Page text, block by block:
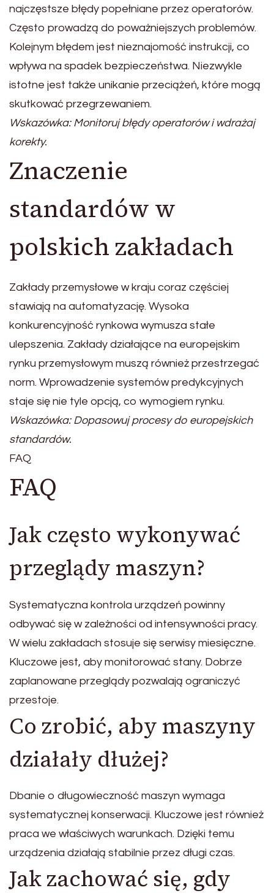
najczęstsze błędy popełniane przez operatorów.
Często prowadzą do poważniejszych problemów.
Kolejnym błędem jest nieznajomość instrukcji, co
wpływa na spadek bezpieczeństwa. Niezwykle
istotne jest także unikanie przeciążeń, które mogą
skutkować przegrzewaniem.
Wskazówka: Monitoruj błędy operatorów i wdrażaj
korekty.
Znaczenie
standardów w
polskich zakładach
Zakłady przemysłowe w kraju coraz częściej
stawiają na automatyzację. Wysoka
konkurencyjność rynkowa wymusza stałe
ulepszenia. Zakłady działające na europejskim
rynku przemysłowym muszą również przestrzegać
norm. Wprowadzenie systemów predykcyjnych
staje się nie tyle opcją, co wymogiem rynku.
Wskazówka: Dopasowuj procesy do europejskich
standardów.
FAQ
FAQ
Jak często wykonywać
przeglądy maszyn?
Systematyczna kontrola urządzeń powinny
odbywać się w zależności od intensywności pracy.
W wielu zakładach stosuje się serwisy miesięczne.
Kluczowe jest, aby monitorować stany. Dobrze
zaplanowane przeglądy pozwalają ograniczyć
przestoje.
Co zrobić, aby maszyny
działały dłużej?
Dbanie o długowieczność maszyn wymaga
systematycznej konserwacji. Kluczowe jest również
praca we właściwych warunkach. Dzięki temu
urządzenia działają stabilnie przez długi czas.
Jak zachować się, gdy